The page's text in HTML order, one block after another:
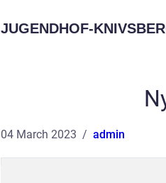
JUGENDHOF-
04 March 2023 admin